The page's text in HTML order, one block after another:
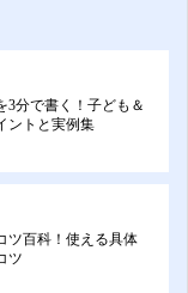
3分で書く！子ども＆
ントと実例集
ツ百科！使える具体
ツ